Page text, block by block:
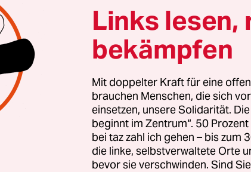
zulasten anderer Bereiche. Das zeigt eine
noch unveröffentlichte Antwort auf eine
Ferat Kocakund Niklas
mit dem Berliner Justice Collective.
von 1,2 Milliarden Euro im Jahr 2010
im vergangenen Jahr.
um konkret 54 Prozent fiel damit deutlich
der sich im selben Zeitraum
stieg der Anteil der
Links lesen,
bekämpfen
Mit doppelter Kraft für eine
brauchen Menschen, die sich
einsetzen, unsere Solidarität.
beginnt im Zentrum“. 50
bei taz zahl ich gehen – bis zum
die linke, selbstverwaltete Orte
bevor sie verschwinden. Sind